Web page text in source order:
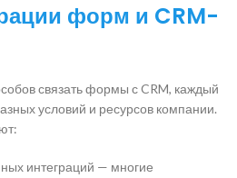
форм и CRM-
связать формы с CRM, каждый
условий и ресурсов компании.
интеграций — многие